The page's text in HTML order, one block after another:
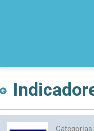
Categorias: